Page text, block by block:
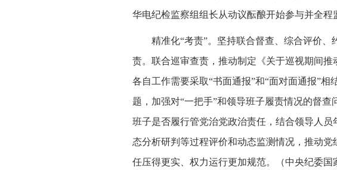
华电纪检监察组组长从动议酝酿开始参与并全程
精准化“考责”。坚持联合督查、综合评价
责。联合巡审查责，推动制定《关于巡视期间
各自工作需要采取“书面通报”和“面对面通报”
题，加强对“一把手”和领导班子履责情况的督
班子是否履行管党治党政治责任，结合领导人
态分析研判等过程评价和动态监测情况，推动
任压得更实、权力运行更加规范。（中央纪委国